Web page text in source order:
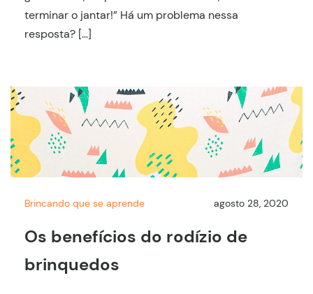
terminar o jantar!” Há um problema nessa
resposta? […]
Brincando que se aprende agosto 28, 2020
Os benefícios do rodízio de
brinquedos